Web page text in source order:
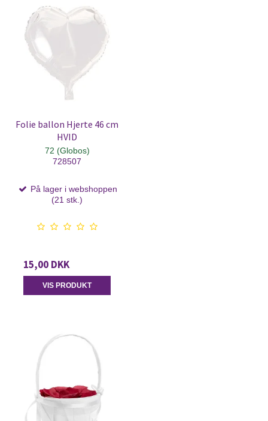
Folie ballon Hjerte 46 cm
HVID
72 (Globos)
728507
På lager i webshoppen
(21 stk.)
15,00 DKK
VIS PRODUKT